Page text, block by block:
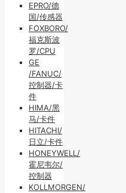
EPRO/德
国/传感器
FOXBORO/
福克斯波
罗/CPU
GE
/FANUC/
控制器/卡
件
HIMA/黑
马/卡件
HITACHI/
日立/卡件
HONEYWELL/
霍尼韦尔/
控制器
KOLLMORGEN/